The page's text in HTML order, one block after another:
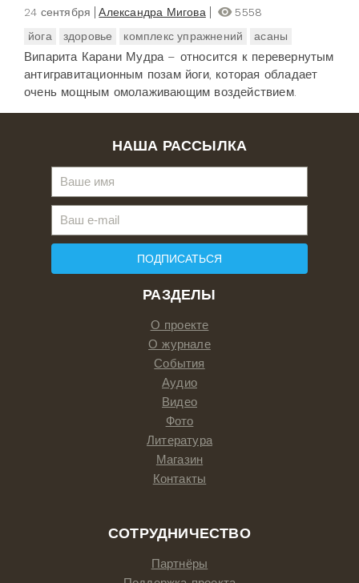
24 сентября Александра Мигова
5558
йога
здоровье комплекс упражнений асаны
Випарита Карани Мудра – относится к перевернутым
антигравитационным позам йоги, которая обладает
очень мощным омолаживающим воздействием.
РАЗДЕЛЫ
О проекте
О журнале
События
Аудио
Видео
Фото
Литература
Магазин
Контакты
СОТРУДНИЧЕСТВО
Партнёры
НАША РАССЫЛКА
ПОДПИСАТЬСЯ